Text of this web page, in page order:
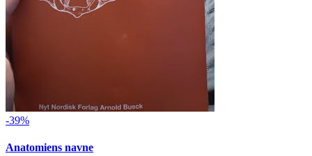
-39%
Anatomiens navne